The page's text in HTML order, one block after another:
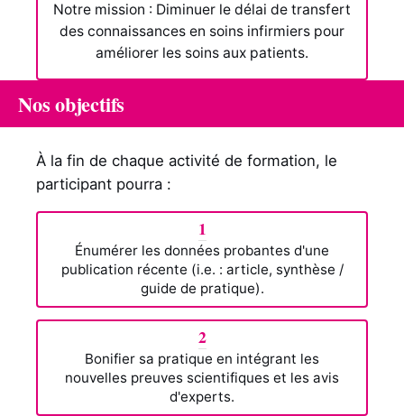
Notre mission : Diminuer le délai de transfert
des connaissances en soins infirmiers pour
améliorer les soins aux patients.
Nos objectifs
À la fin de chaque activité de formation, le
participant pourra :
1
Énumérer les données probantes d'une
publication récente (i.e. : article, synthèse /
guide de pratique).
2
Bonifier sa pratique en intégrant les
nouvelles preuves scientifiques et les avis
d'experts.